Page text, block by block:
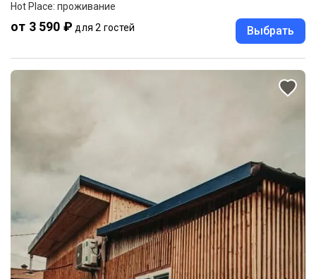
Hot Place: проживание
от 3 590 ₽ для 2 гостей Выбрать